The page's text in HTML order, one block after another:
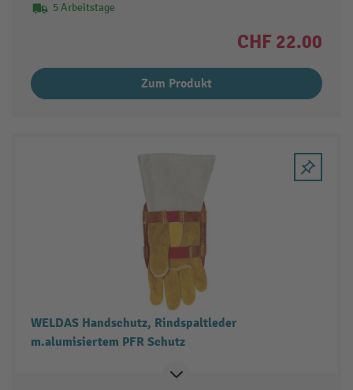
5 Arbeitstage
CHF 22.00
Zum Produkt
WELDAS Handschutz, Rindspaltleder
m.alumisiertem PFR Schutz